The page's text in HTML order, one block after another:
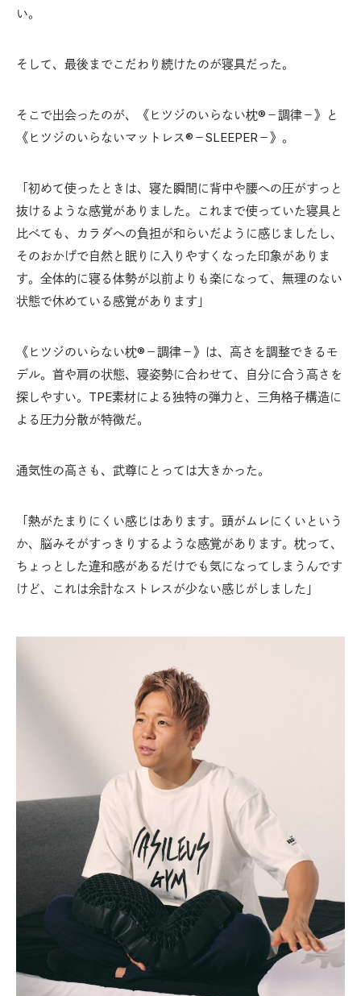
い。
そして、最後までこだわり続けたのが寝具だった。
そこで出会ったのが、《ヒツジのいらない枕®－調律－》と
《ヒツジのいらないマットレス® －SLEEPER－》。
「初めて使ったときは、寝た瞬間に背中や腰への圧がすっと
抜けるような感覚がありました。これまで使っていた寝具と
比べても、カラダへの負担が和らいだように感じましたし、
そのおかげで自然と眠りに入りやすくなった印象がありま
す。全体的に寝る体勢が以前よりも楽になって、無理のない
状態で休めている感覚があります」
《ヒツジのいらない枕®－調律－》は、高さを調整できるモ
デル。首や肩の状態、寝姿勢に合わせて、自分に合う高さを
探しやすい。TPE素材による独特の弾力と、三角格子構造に
よる圧力分散が特徴だ。
通気性の高さも、武尊にとっては大きかった。
「熱がたまりにくい感じはあります。頭がムレにくいという
か、脳みそがすっきりするような感覚があります。枕って、
ちょっとした違和感があるだけでも気になってしまうんです
けど、これは余計なストレスが少ない感じがしました」